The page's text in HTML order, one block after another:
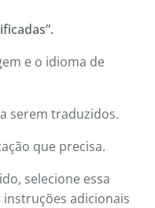
e o idioma de
serem traduzidos.
que precisa.
selecione essa
adicionais